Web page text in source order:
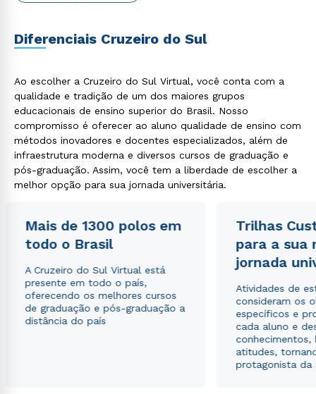
Diferenciais Cruzeiro do Sul
Ao escolher a Cruzeiro do Sul Virtual, você conta com a
qualidade e tradição de um dos maiores grupos
educacionais de ensino superior do Brasil. Nosso
compromisso é oferecer ao aluno qualidade de ensino com
métodos inovadores e docentes especializados, além de
infraestrutura moderna e diversos cursos de graduação e
pós-graduação. Assim, você tem a liberdade de escolher a
melhor opção para sua jornada universitária.
Mais de 1300 polos em
todo o Brasil
A Cruzeiro do Sul Virtual está
presente em todo o país,
oferecendo os melhores cursos
de graduação e pós-graduação a
distância do país
Trilhas
para a sua
jornada
Atividades de
consideram os
específicos e
cada aluno e
conhecimentos,
atitudes,
protagonista da